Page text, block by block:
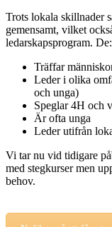
Trots lokala skillnader
gemensamt, vilket
ledarskapsprogram. De:
Träffar
Leder i olika
och unga)
Speglar 4H och
Är ofta unga
Leder utifrån
Vi tar nu vid tidigare
med stegkurser men
behov.